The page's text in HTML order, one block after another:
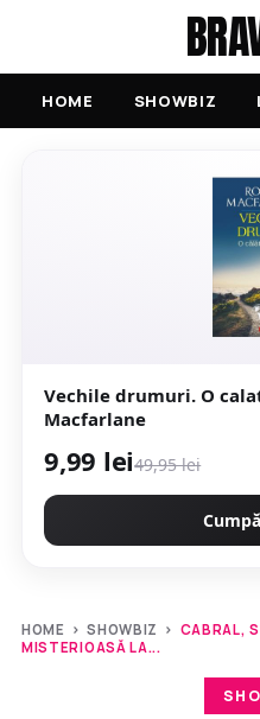
HOME SHOWBIZ
Vechile drumuri. O
Macfarlane
9,99 lei49,95 lei
HOME ›SHOWBIZ › CABRAL,
MISTERIOASĂ LA...